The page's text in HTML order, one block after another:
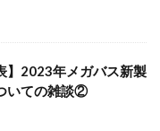
】2023年メガバス新製
いての雑談②